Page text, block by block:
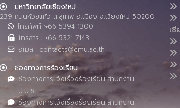
มหาวิทยาลัยเชียงใหม่
239 ถนนห้วยแก้ว ต.สุเทพ อ.เมือง จ.เชียงใหม่ 50200
โทรศัพท์ :+66 5394 1300
โทรสาร : +66 5321 7143
อีเมล : contacts@cmu.ac.th
ช่องทางการร้องเรียน
ช่องทางการแจ้งเรื่องร้องเรียน สำนักงาน
ป.ป.ช.
ช่องทางการแจ้งเรื่องร้องเรียน สำนักงาน
เชี